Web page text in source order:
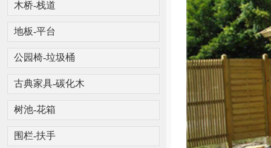
木桥-栈道
地板-平台
公园椅-垃圾桶
古典家具-碳化木
树池-花箱
围栏-扶手